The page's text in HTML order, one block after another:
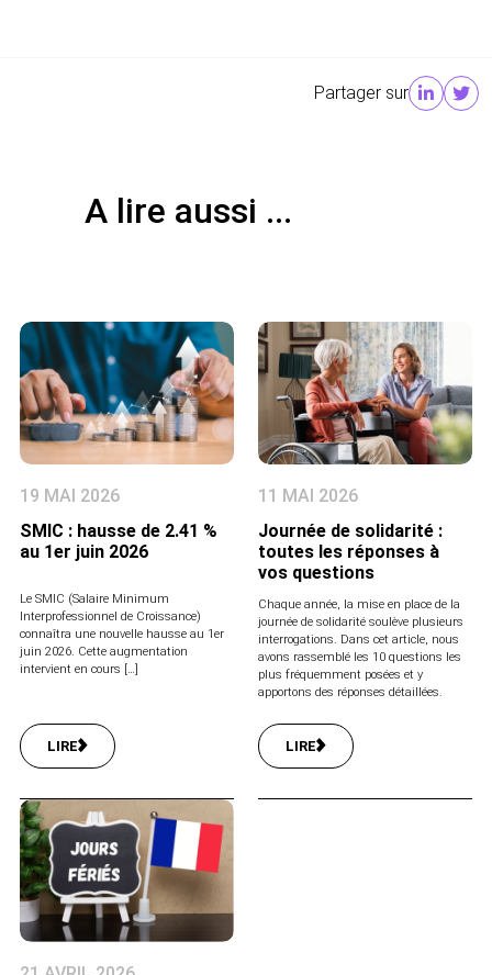
Partager sur
A lire aussi ...
19 MAI 2026
SMIC : hausse de 2.41 %
au 1er juin 2026
Le SMIC (Salaire Minimum
Interprofessionnel de Croissance)
connaîtra une nouvelle hausse au 1er
juin 2026. Cette augmentation
intervient en cours […]
LIRE
11 MAI 2026
Journée de solidarité :
toutes les réponses à
vos questions
Chaque année, la mise en place de la
journée de solidarité soulève plusieurs
interrogations. Dans cet article, nous
avons rassemblé les 10 questions les
plus fréquemment posées et y
apportons des réponses détaillées.
LIRE